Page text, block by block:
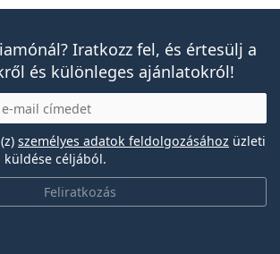
Iratkozz fel, és értesülj a
és különleges ajánlatokról!
Feliratkozás
személyes adatok feldolgozásához üzleti
céljából.